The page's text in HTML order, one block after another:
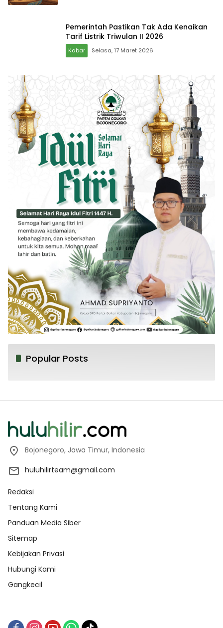
Pemerintah Pastikan Tak Ada Kenaikan
Tarif Listrik Triwulan II 2026
Kabar Selasa, 17 Maret 2026
Popular Posts
Bojonegoro, Jawa Timur, Indonesia
huluhilirteam@gmail.com
Redaksi
Tentang Kami
Panduan Media Siber
Sitemap
Kebijakan Privasi
Hubungi Kami
Gangkecil